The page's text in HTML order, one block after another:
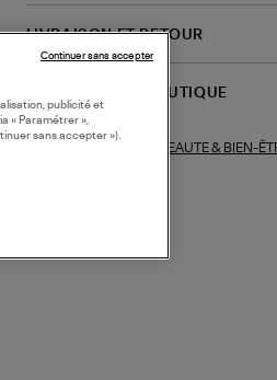
LIVRAISON ET RETOUR
DISPONIBILITÉ BOUTIQUE
BEAUTE & BIEN-
publicité et
« Paramétrer »,
sans accepter »).
Continuer sans accepter